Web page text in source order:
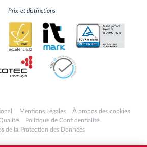
Prix et distinctions
Mentions Légales
À propos des cookies
Politique de Confidentialité
de la Protection des Données